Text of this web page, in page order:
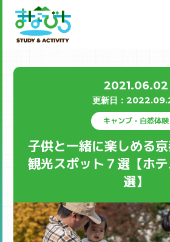
2021.06.02
更新⽇：
キャンプ・自然体験
子供と一緒に楽しめる
観光スポット７選【ホ
選】